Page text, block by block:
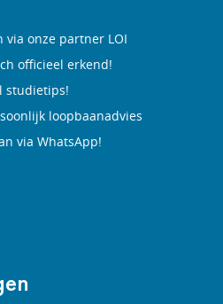
via onze partner LOI
officieel erkend!
studietips!
loopbaanadvies
via WhatsApp!